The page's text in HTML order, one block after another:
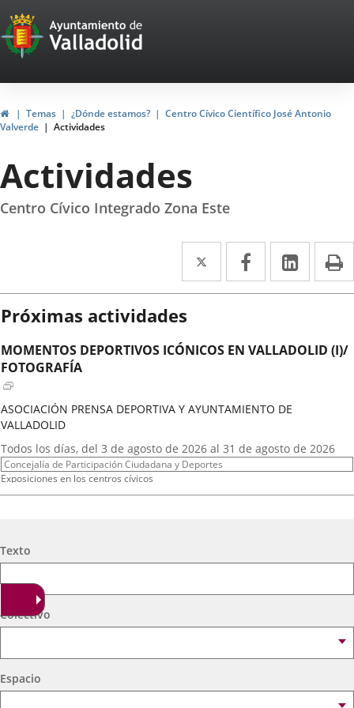
Portal
Web
del
Ayuntamiento
de
Valladolid
InicioTemas ¿Dónde estamos?
Centro Cívico Científico José Antonio
Valverde
Actividades
Actividades
Centro Cívico Integrado Zona Este
Twitter
Enlace
a
externa.
Facebook
Enlace
a
externa.
Enlace
a
Próximas actividades
MOMENTOS DEPORTIVOS ICÓNICOS EN VALLADOLID (I)/
FOTOGRAFÍA
ASOCIACIÓN PRENSA DEPORTIVA Y AYUNTAMIENTO DE
VALLADOLID
Fechas
del
evento
Todos los días, del 3 de agosto de 2026 al 31 de agosto de 2026
Organizador
de
Concejalía de Participación Ciudadana y Deportes
Programa
Exposiciones en los centros cívicos
Centro Cívico Científico José Antonio Valverde
16 septiembre
Organizador
actividad
Concejalía de Participación Ciudadana y Deportes
Programa
Muestras de Teatro Vecinal, Cultura Tradicional y Actividades Culturales y de
Ocio Infantil 2026
A. DE MEXICANOS EN CYL(Ballet Folklorico BFB)
Búsqueda
Texto
Colectivo
Espacio